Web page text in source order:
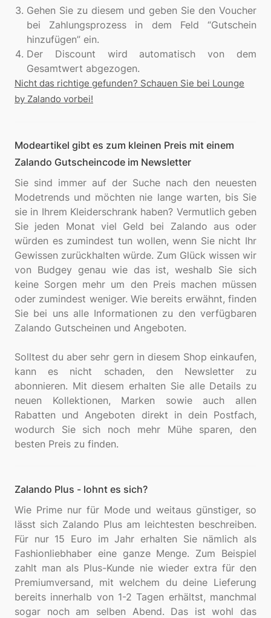
Gehen Sie zu diesem und geben Sie den Voucher
bei Zahlungsprozess in dem Feld “Gutschein
hinzufügen” ein.
Der Discount wird automatisch von dem
Gesamtwert abgezogen.
Nicht das richtige gefunden? Schauen Sie bei Lounge
by Zalando vorbei!
Modeartikel gibt es zum kleinen Preis mit einem
Zalando Gutscheincode im Newsletter
Sie sind immer auf der Suche nach den neuesten
Modetrends und möchten nie lange warten, bis Sie
sie in Ihrem Kleiderschrank haben? Vermutlich geben
Sie jeden Monat viel Geld bei Zalando aus oder
würden es zumindest tun wollen, wenn Sie nicht Ihr
Gewissen zurückhalten würde. Zum Glück wissen wir
von Budgey genau wie das ist, weshalb Sie sich
keine Sorgen mehr um den Preis machen müssen
oder zumindest weniger. Wie bereits erwähnt, finden
Sie bei uns alle Informationen zu den verfügbaren
Zalando Gutscheinen und Angeboten.
Solltest du aber sehr gern in diesem Shop einkaufen,
kann es nicht schaden, den Newsletter zu
abonnieren. Mit diesem erhalten Sie alle Details zu
neuen Kollektionen, Marken sowie auch allen
Rabatten und Angeboten direkt in dein Postfach,
wodurch Sie sich noch mehr Mühe sparen, den
Zalando Plus - lohnt es sich?
Wie Prime nur für Mode und weitaus günstiger, so
lässt sich Zalando Plus am leichtesten beschreiben.
Für nur 15 Euro im Jahr erhalten Sie nämlich als
Fashionliebhaber eine ganze Menge. Zum Beispiel
zahlt man als Plus-Kunde nie wieder extra für den
Premiumversand, mit welchem du deine Lieferung
bereits innerhalb von 1-2 Tagen erhältst, manchmal
sogar noch am selben Abend. Das ist wohl das